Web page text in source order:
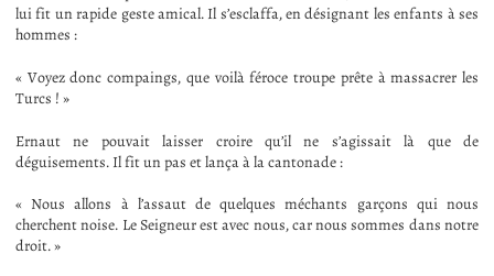
lui fit un rapide geste amical. Il s’esclaffa, en désignant les enfants à ses
hommes :
« Voyez donc compaings, que voilà féroce troupe prête à massacrer les
Turcs ! »
Ernaut ne pouvait laisser croire qu’il ne s’agissait là que de
déguisements. Il fit un pas et lança à la cantonade :
« Nous allons à l’assaut de quelques méchants garçons qui nous
cherchent noise. Le Seigneur est avec nous, car nous sommes dans notre
droit. »